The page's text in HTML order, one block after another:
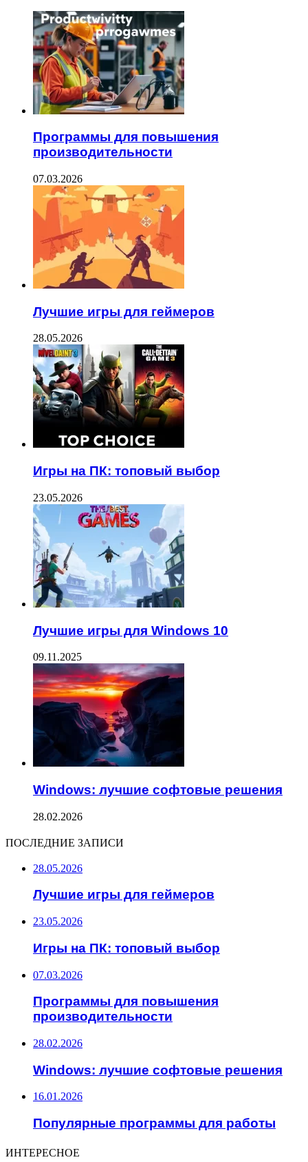
Программы для повышения
производительности
07.03.2026
Лучшие игры для геймеров
28.05.2026
Игры на ПК: топовый выбор
23.05.2026
Лучшие игры для Windows 10
09.11.2025
Windows: лучшие софтовые решения
28.02.2026
ПОСЛЕДНИЕ ЗАПИСИ
28.05.2026
Лучшие игры для геймеров
23.05.2026
Игры на ПК: топовый выбор
07.03.2026
Программы для повышения
производительности
28.02.2026
Windows: лучшие софтовые решения
16.01.2026
Популярные программы для работы
ИНТЕРЕСНОЕ